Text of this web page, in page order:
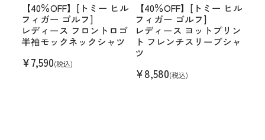
【40％OFF】[トミー ヒル
フィガー ゴルフ]
レディース フロントロゴ
半袖モックネックシャツ
¥7,590(税込)
【40％OFF】[トミー ヒル
フィガー ゴルフ]
レディース ヨットプリン
ト フレンチスリーブシャ
ツ
¥8,580(税込)